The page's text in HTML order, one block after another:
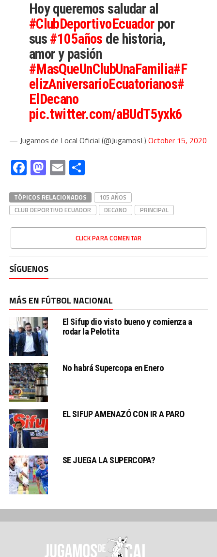
Hoy queremos saludar al
#ClubDeportivoEcuadorpor
sus #105años de historia,
amor y pasión
#MasQueUnClubUnaFamilia#F
elizAniversarioEcuatorianos#
ElDecano
pic.twitter.com/aBUdT5yxk6
— Jugamos de Local Oficial (@JugamosL) October 15, 2020
Facebook
Mastodon
EmailCompartir
TÓPICOS RELACIONADOS
105 AÑOS
CLUB DEPORTIVO ECUADOR
DECANO PRINCIPAL
CLICK PARA COMENTAR
SÍGUENOS
MÁS EN FÚTBOL NACIONAL
El Sifup dio visto bueno y comienza a
rodar la Pelotita
No habrá Supercopa en Enero
EL SIFUP AMENAZÓ CON IR A PARO
SE JUEGA LA SUPERCOPA?